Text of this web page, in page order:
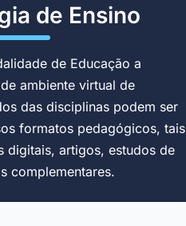
de Ensino
de Educação a
ambiente virtual de
das disciplinas podem ser
formatos pedagógicos, tais
digitais, artigos, estudos de
complementares.